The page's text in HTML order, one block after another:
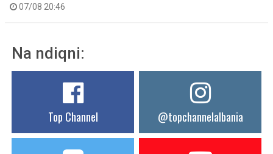
07/08 20:46
Na ndiqni:
Top Channel @topchannelalbania